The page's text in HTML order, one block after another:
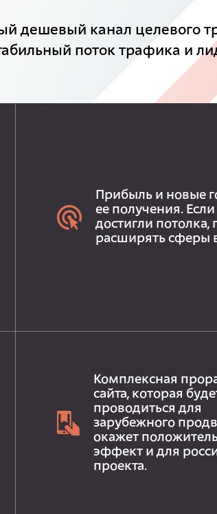
дешевый канал целевого
поток трафика и
Прибыль и новые
ее получения.
достигли потолка,
расширять сферы
Комплексная
сайта, которая
проводиться для
зарубежного
окажет
эффект и для
проекта.